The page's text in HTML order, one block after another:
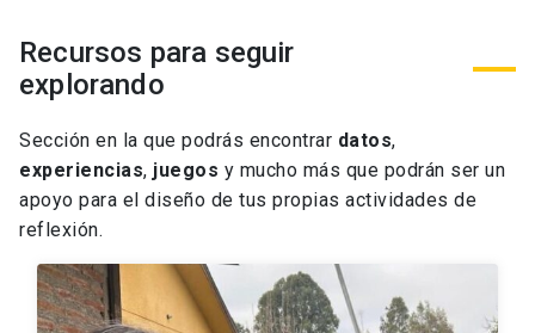
Recursos para seguir
explorando
Sección en la que podrás encontrar datos,
experiencias, juegos y mucho más que podrán ser un
apoyo para el diseño de tus propias actividades de
reflexión.